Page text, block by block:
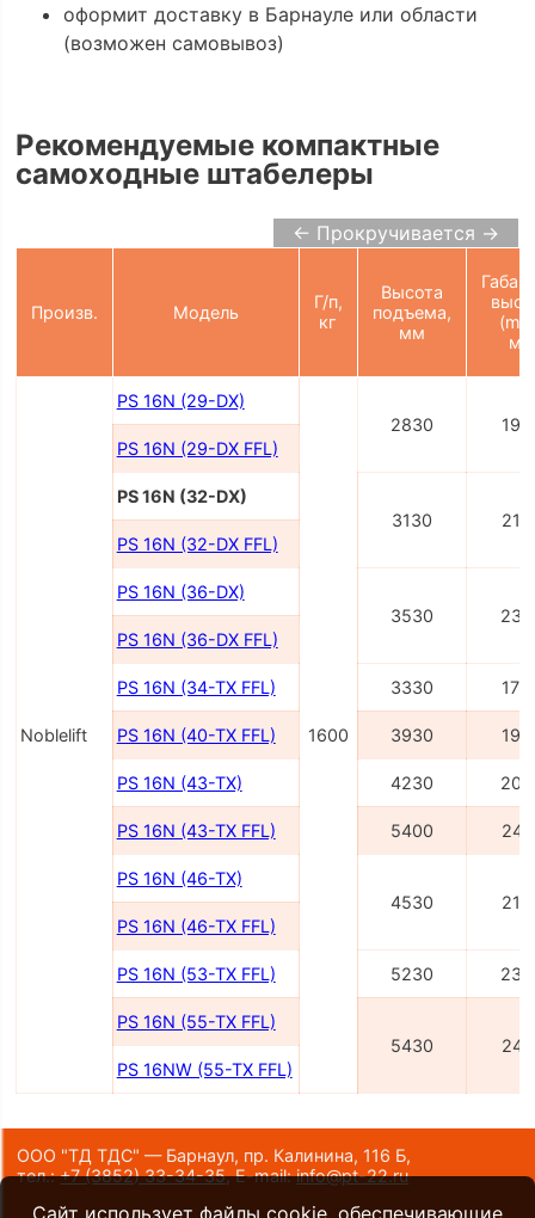
оформит доставку в Барнауле или области
(возможен самовывоз)
Рекомендуемые компактные
самоходные штабелеры
← Прокручивается →
Произв. Модель
Г/п,
кг
Высота
подъема,
мм
мм
Noblelift
PS 16N (29-DX)
1600
2830
PS 16N (29-DX FFL)
PS 16N (32-DX)
3130
PS 16N (32-DX FFL)
PS 16N (36-DX)
3530
PS 16N (36-DX FFL)
PS 16N (34-TX FFL) 3330
PS 16N (40-TX FFL) 3930
PS 16N (43-TX) 4230
PS 16N (43-TX FFL) 5400
PS 16N (46-TX)
4530
PS 16N (46-TX FFL)
PS 16N (53-TX FFL) 5230
PS 16N (55-TX FFL)
5430
PS 16NW (55-TX FFL)
ООО "ТД ТДС" — Барнаул, пр. Калинина, 116 Б,
тел.:+7 (3852) 33-34-35,E-mail:info@pt-22.ru
Сайт использует файлы cookie, обеспечивающие